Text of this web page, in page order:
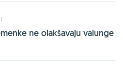
ne olakšavaju valunge